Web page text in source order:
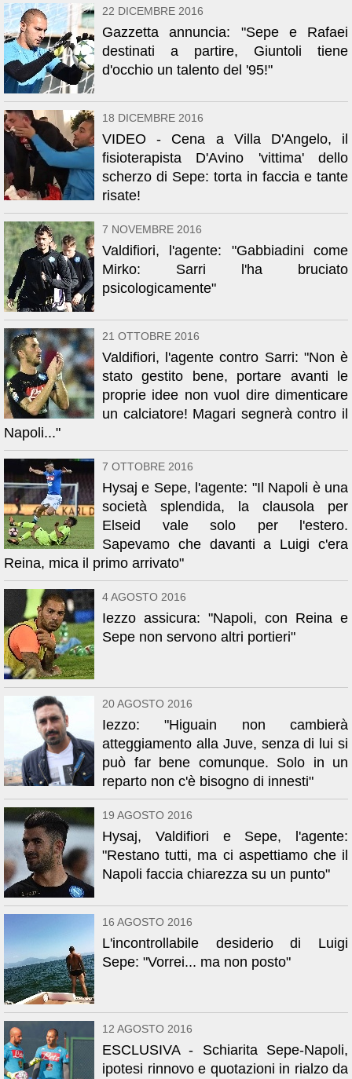
22 DICEMBRE 2016
Gazzetta annuncia: "Sepe e Rafaei
destinati a partire, Giuntoli tiene
d'occhio un talento del '95!"
18 DICEMBRE 2016
VIDEO - Cena a Villa D'Angelo, il
fisioterapista D'Avino 'vittima' dello
scherzo di Sepe: torta in faccia e tante
risate!
7 NOVEMBRE 2016
Valdifiori, l'agente: "Gabbiadini come
Mirko: Sarri l'ha bruciato
psicologicamente"
21 OTTOBRE 2016
Valdifiori, l'agente contro Sarri: "Non è
stato gestito bene, portare avanti le
proprie idee non vuol dire dimenticare
un calciatore! Magari segnerà contro il
Napoli..."
7 OTTOBRE 2016
Hysaj e Sepe, l'agente: "Il Napoli è una
società splendida, la clausola per
Elseid vale solo per l'estero.
Sapevamo che davanti a Luigi c'era
Reina, mica il primo arrivato"
4 AGOSTO 2016
Iezzo assicura: "Napoli, con Reina e
Sepe non servono altri portieri"
20 AGOSTO 2016
Iezzo: "Higuain non cambierà
atteggiamento alla Juve, senza di lui si
può far bene comunque. Solo in un
reparto non c'è bisogno di innesti"
19 AGOSTO 2016
Hysaj, Valdifiori e Sepe, l'agente:
"Restano tutti, ma ci aspettiamo che il
Napoli faccia chiarezza su un punto"
16 AGOSTO 2016
L'incontrollabile desiderio di Luigi
Sepe: "Vorrei... ma non posto"
12 AGOSTO 2016
ESCLUSIVA - Schiarita Sepe-Napoli,
ipotesi rinnovo e quotazioni in rialzo da